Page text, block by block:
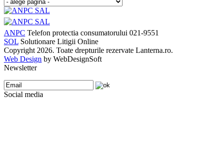
ANPC Telefon protectia consumatorului 021-9551
SOL Solutionare Litigii Online
Copyright 2026. Toate drepturile rezervate Lanterna.ro.
Web Design by WebDesignSoft
Newsletter
Social media